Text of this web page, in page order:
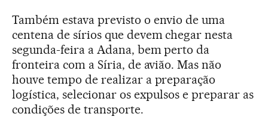
Também estava previsto o envio de uma
centena de sírios que devem chegar nesta
segunda-feira a Adana, bem perto da
fronteira com a Síria, de avião. Mas não
houve tempo de realizar a preparação
logística, selecionar os expulsos e preparar as
condições de transporte.